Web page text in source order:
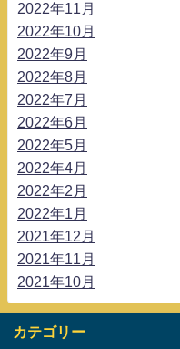
2022年11月
2022年10月
2022年9月
2022年8月
2022年7月
2022年6月
2022年5月
2022年4月
2022年2月
2022年1月
2021年12月
2021年11月
2021年10月
カテゴリー